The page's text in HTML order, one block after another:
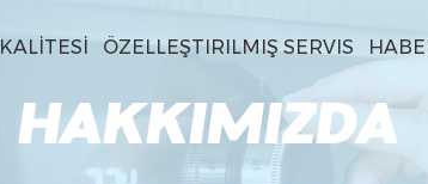
KALITESI ÖZELLEŞTIRILMIŞ SERVIS
HAKKIMIZDA